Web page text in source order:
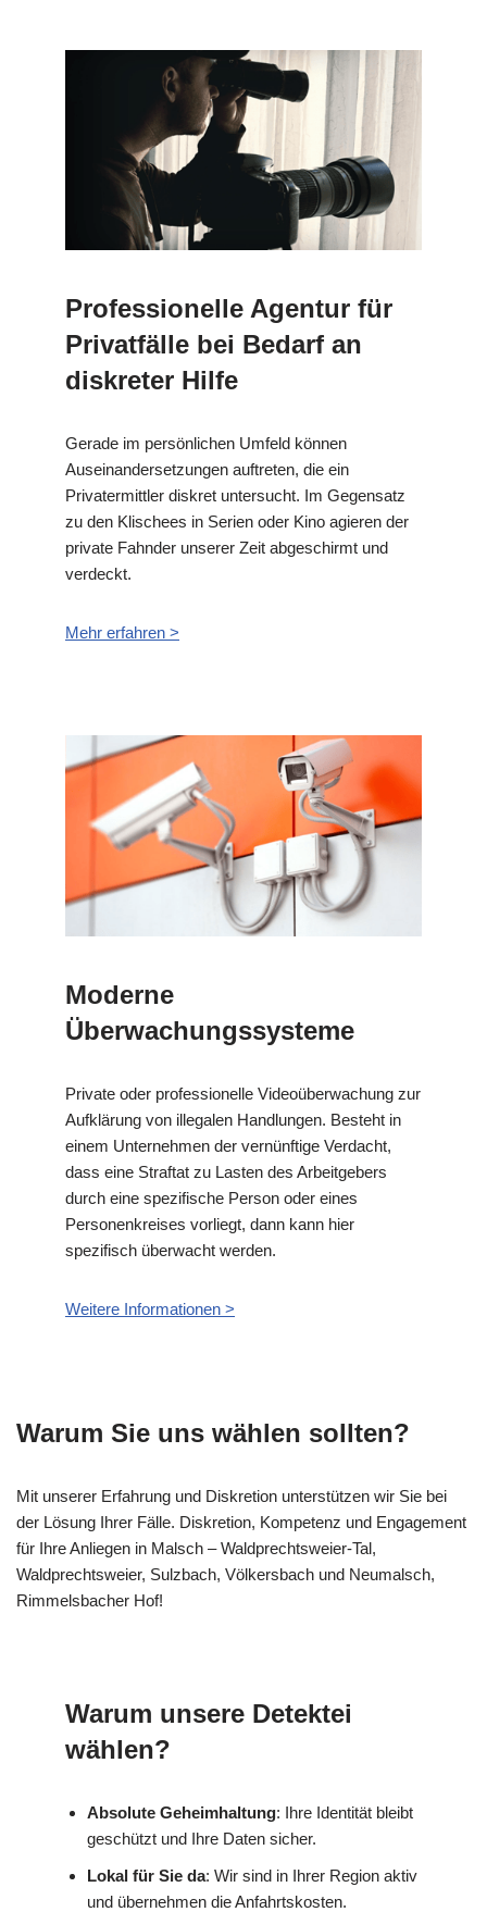
Professionelle Agentur für
Privatfälle bei Bedarf an
diskreter Hilfe
Gerade im persönlichen Umfeld können
Auseinandersetzungen auftreten, die ein
Privatermittler diskret untersucht. Im Gegensatz
zu den Klischees in Serien oder Kino agieren der
private Fahnder unserer Zeit abgeschirmt und
verdeckt.
Mehr erfahren >
Moderne
Überwachungssysteme
Private oder professionelle Videoüberwachung zur
Aufklärung von illegalen Handlungen. Besteht in
einem Unternehmen der vernünftige Verdacht,
dass eine Straftat zu Lasten des Arbeitgebers
durch eine spezifische Person oder eines
Personenkreises vorliegt, dann kann hier
spezifisch überwacht werden.
Weitere Informationen >
Warum Sie uns wählen sollten?
Mit unserer Erfahrung und Diskretion unterstützen wir Sie bei
der Lösung Ihrer Fälle. Diskretion, Kompetenz und Engagement
für Ihre Anliegen in Malsch – Waldprechtsweier-Tal,
Waldprechtsweier, Sulzbach, Völkersbach und Neumalsch,
Rimmelsbacher Hof!
Warum unsere Detektei
wählen?
Absolute Geheimhaltung: Ihre Identität bleibt
geschützt und Ihre Daten sicher.
Lokal für Sie da: Wir sind in Ihrer Region aktiv
und übernehmen die Anfahrtskosten.